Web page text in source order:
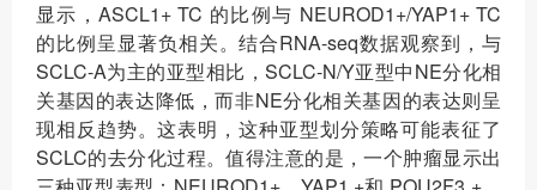
显示，ASCL1+ TC 的比例与 NEUROD1+/YAP1+ TC
的比例呈显著负相关。结合RNA-seq数据观察到，与
SCLC-A为主的亚型相比，SCLC-N/Y亚型中NE分化相
关基因的表达降低，而非NE分化相关基因的表达则呈
现相反趋势。这表明，这种亚型划分策略可能表征了
SCLC的去分化过程。值得注意的是，一个肿瘤显示出